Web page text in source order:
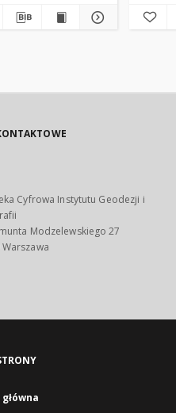
Cyfrowa Instytutu Geodezji i
Modzelewskiego 27